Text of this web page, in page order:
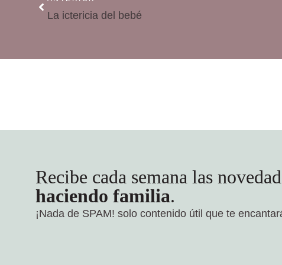
La ictericia del bebé
Recibe cada semana las
haciendo familia.
¡Nada de SPAM! solo contenido útil que te